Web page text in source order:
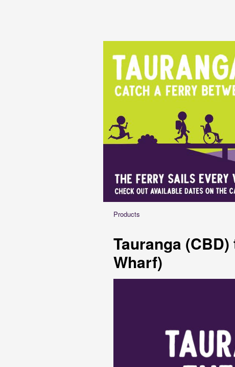
Products
Tauranga
Wharf)